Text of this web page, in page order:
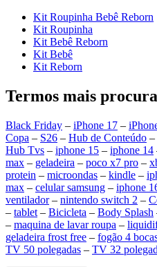
Kit Roupinha Bebê Reborn
Kit Roupinha
Kit Bebê Reborn
Kit Bebê
Kit Reborn
Termos mais
Black Friday – iPhone 17 –
Copa – S26 – Hub de Conteúdo –
Hub Tvs – iphone 15 – iphone 14
max – geladeira – poco x7 pro –
protein – microondas – kindle –
max – celular samsung – iphone
ventilador– nintendo switch 2 –
– tablet – Bicicleta – Body Splash
– maquina de lavar roupa –
geladeira frost free – fogão 4
TV 50 polegadas – TV 32